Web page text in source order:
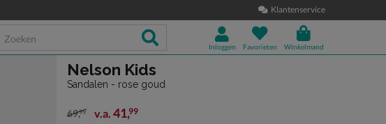
Klantenservice
Inloggen Favorieten Winkelmand
Nelson Kids
Sandalen - rose goud
69,99 v.a. 41,99